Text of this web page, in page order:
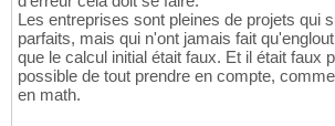
Les entreprises sont pleines de projets qui
parfaits, mais qui n'ont jamais fait
que le calcul initial était faux. Et il était faux
possible de tout prendre en compte,
en math.